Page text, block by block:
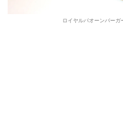
ロイヤルパオーンバーガ